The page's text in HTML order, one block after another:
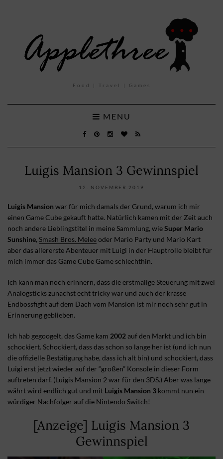
Food | Travel | Games
MENU
Luigis Mansion 3 Gewinnspiel
12. NOVEMBER 2019
Luigis Mansion war für mich damals der Grund, warum ich mir
einen Game Cube gekauft hatte. Natürlich kamen mit der Zeit auch
noch andere Lieblingstitel in meine Sammlung, wieSuper Mario
Sunshine, Smash Bros. Meleeoder Mario Party und Mario Kart
aber das allererste Abenteuer mit Luigi in der Hauptrolle bleibt für
mich immer das Game Cube Game schlechthin.
Ich kann man noch erinnern, dass die erstmalige Steuerung mit zwei
Analogsticks zunächst echt tricky war und auch der krasse
Endbossfight auf dem Dach vom Mansion ist mir noch sehr gut in
Erinnerung geblieben.
Ich hab gegoogelt, das Game kam 2002 auf den Markt und ich bin
schockiert. Schockiert, dass das schon so lange her ist (und ich nun
die offizielle Bestätigung habe, dass ich alt bin) und schockiert, dass
Luigi erst jetzt wieder auf der “großen” Konsole in dieser Form
auftreten darf. (Luigis Mansion 2 war für den 3DS.) Aber was lange
währt wird endlich gut und mit Luigis Mansion 3 kommt nun ein
würdiger Nachfolger auf die Nintendo Switch!
[Anzeige] Luigis Mansion 3
Gewinnspiel